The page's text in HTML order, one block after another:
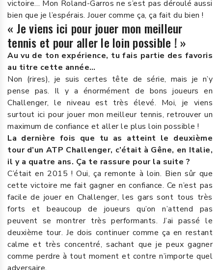
victoire… Mon Roland-Garros ne s’est pas déroulé aussi
bien que je l’espérais. Jouer comme ça, ça fait du bien !
« Je viens ici pour jouer mon meilleur
tennis et pour aller le loin possible ! »
Au vu de ton expérience, tu fais partie des favoris
au titre cette année…
Non (rires), je suis certes tête de série, mais je n’y
pense pas. Il y a énormément de bons joueurs en
Challenger, le niveau est très élevé. Moi, je viens
surtout ici pour jouer mon meilleur tennis, retrouver un
maximum de confiance et aller le plus loin possible !
La dernière fois que tu as atteint le deuxième
tour d’un ATP Challenger, c’était à Gêne, en Italie,
il y a quatre ans. Ça te rassure pour la suite ?
C’était en 2015 ! Oui, ça remonte à loin. Bien sûr que
cette victoire me fait gagner en confiance. Ce n’est pas
facile de jouer en Challenger, les gars sont tous très
forts et beaucoup de joueurs qu’on n’attend pas
peuvent se montrer très performants. J’ai passé le
deuxième tour. Je dois continuer comme ça en restant
calme et très concentré, sachant que je peux gagner
comme perdre à tout moment et contre n’importe quel